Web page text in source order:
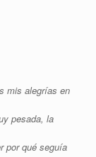
mis alegrías en
pesada, la
por qué seguía